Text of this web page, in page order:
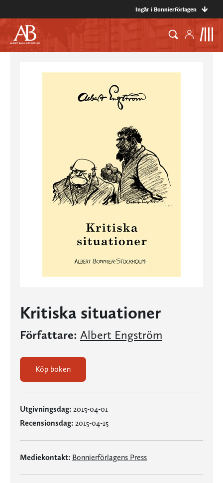
Ingår i Bonnierförlagen
Kritiska situationer
Författare: Albert Engström
Köp boken
Utgivningsdag: 2015-04-01
Recensionsdag: 2015-04-15
Mediekontakt: Bonnierförlagens Press